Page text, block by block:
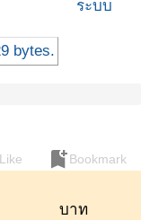
ระบบ
Like bookmark_add Bookmark
บาท